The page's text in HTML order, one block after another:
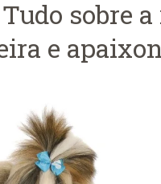
sobre a
e